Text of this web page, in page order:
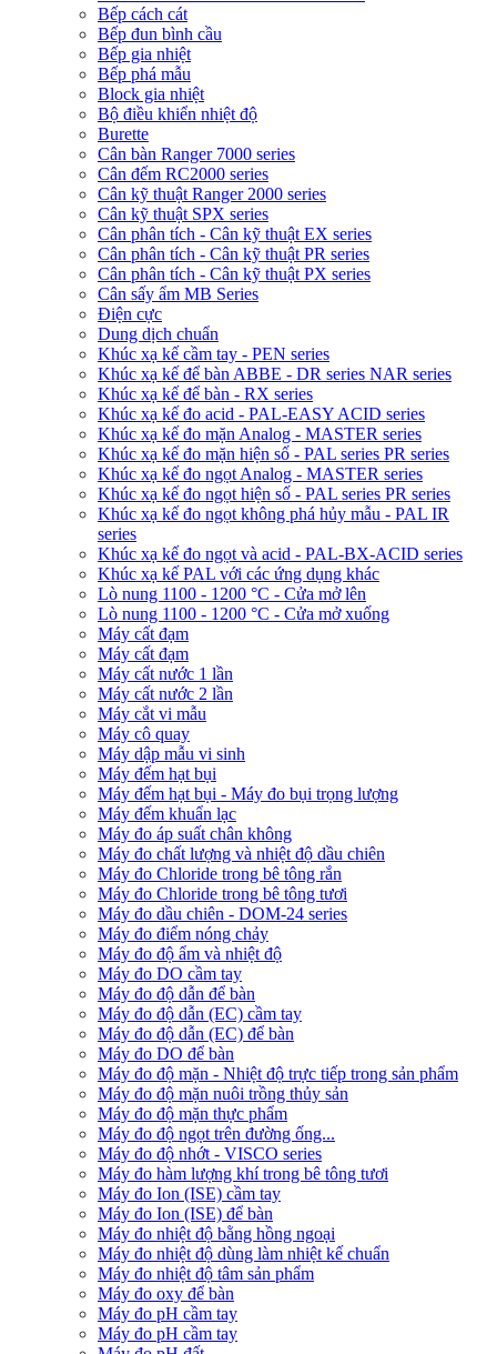
Bếp cách cát
Bếp đun bình cầu
Bếp gia nhiệt
Bếp phá mẫu
Block gia nhiệt
Bộ điều khiển nhiệt độ
Burette
Cân bàn Ranger 7000 series
Cân đếm RC2000 series
Cân kỹ thuật Ranger 2000 series
Cân kỹ thuật SPX series
Cân phân tích - Cân kỹ thuật EX series
Cân phân tích - Cân kỹ thuật PR series
Cân phân tích - Cân kỹ thuật PX series
Cân sấy ẩm MB Series
Điện cực
Dung dịch chuẩn
Khúc xạ kế cầm tay - PEN series
Khúc xạ kế để bàn ABBE - DR series NAR series
Khúc xạ kế để bàn - RX series
Khúc xạ kế đo acid - PAL-EASY ACID series
Khúc xạ kế đo mặn Analog - MASTER series
Khúc xạ kế đo mặn hiện số - PAL series PR series
Khúc xạ kế đo ngọt Analog - MASTER series
Khúc xạ kế đo ngọt hiện số - PAL series PR series
Khúc xạ kế đo ngọt không phá hủy mẫu - PAL IR
series
Khúc xạ kế đo ngọt và acid - PAL-BX-ACID series
Khúc xạ kế PAL với các ứng dụng khác
Lò nung 1100 - 1200 °C - Cửa mở lên
Lò nung 1100 - 1200 °C - Cửa mở xuống
Máy cất đạm
Máy cất đạm
Máy cất nước 1 lần
Máy cất nước 2 lần
Máy cắt vi mẫu
Máy cô quay
Máy dập mẫu vi sinh
Máy đếm hạt bụi
Máy đếm hạt bụi - Máy đo bụi trọng lượng
Máy đếm khuẩn lạc
Máy đo áp suất chân không
Máy đo chất lượng và nhiệt độ dầu chiên
Máy đo Chloride trong bê tông rắn
Máy đo Chloride trong bê tông tươi
Máy đo dầu chiên - DOM-24 series
Máy đo điểm nóng chảy
Máy đo độ ẩm và nhiệt độ
Máy đo DO cầm tay
Máy đo độ dẫn để bàn
Máy đo độ dẫn (EC) cầm tay
Máy đo độ dẫn (EC) để bàn
Máy đo DO để bàn
Máy đo độ mặn - Nhiệt độ trực tiếp trong sản phẩm
Máy đo độ mặn nuôi trồng thủy sản
Máy đo độ mặn thực phẩm
Máy đo độ ngọt trên đường ống...
Máy đo độ nhớt - VISCO series
Máy đo hàm lượng khí trong bê tông tươi
Máy đo Ion (ISE) cầm tay
Máy đo Ion (ISE) để bàn
Máy đo nhiệt độ bằng hồng ngoại
Máy đo nhiệt độ dùng làm nhiệt kế chuẩn
Máy đo nhiệt độ tâm sản phẩm
Máy đo oxy để bàn
Máy đo pH cầm tay
Máy đo pH cầm tay